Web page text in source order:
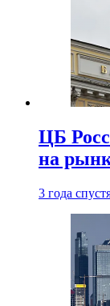
ЦБ
на
3 года